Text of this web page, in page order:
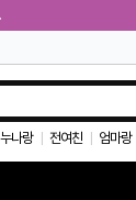
누나랑 전여친 엄마랑